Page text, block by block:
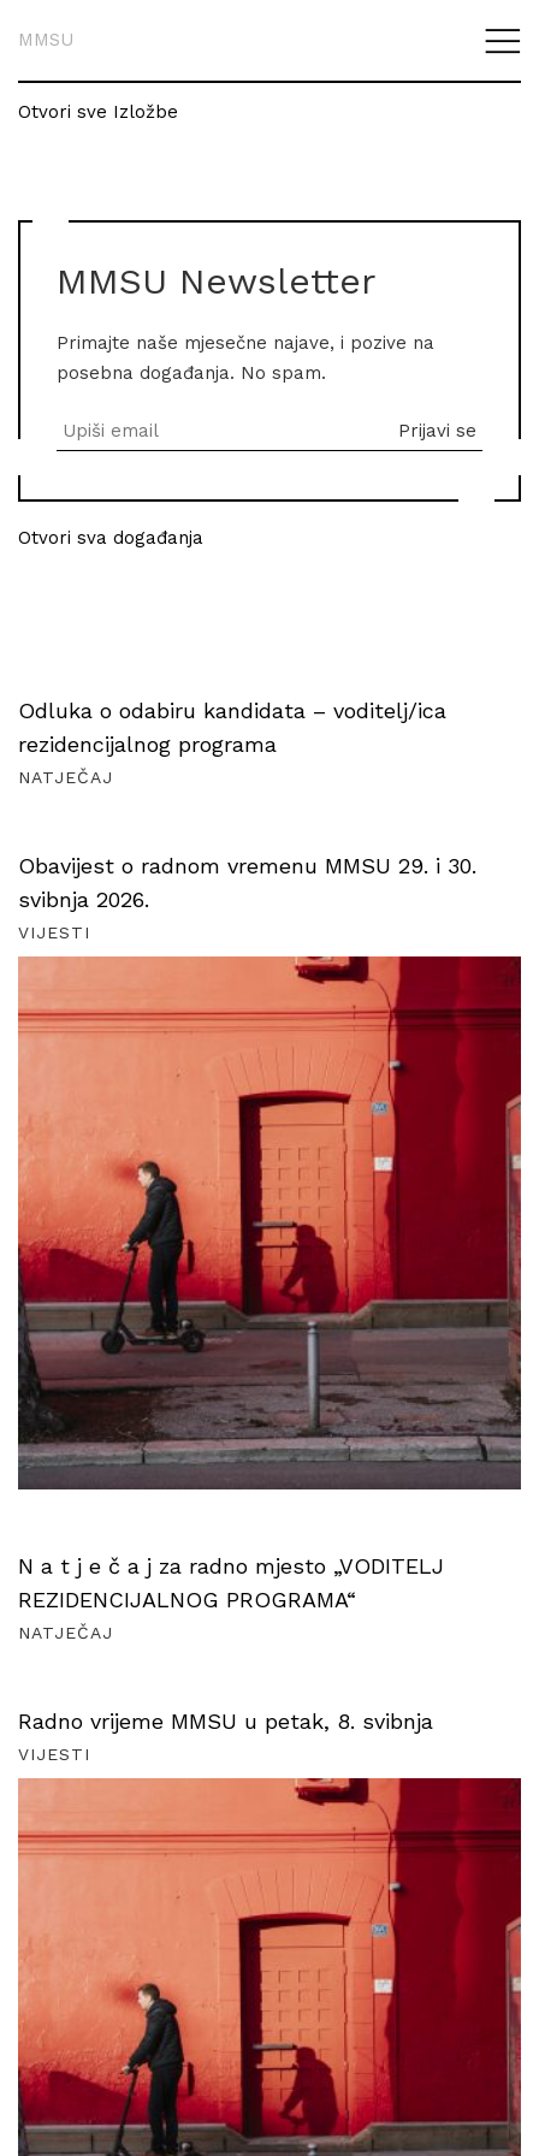
MMSU
Otvori sve Izložbe
MMSU Newsletter
Primajte naše mjesečne najave, i pozive na
posebna događanja. No spam.
Otvori sva događanja
Odluka o odabiru kandidata – voditelj/ica
rezidencijalnog programa
NATJEČAJ
Obavijest o radnom vremenu MMSU 29. i 30.
svibnja 2026.
VIJESTI
N a t j e č a j za radno mjesto „VODITELJ
REZIDENCIJALNOG PROGRAMA“
NATJEČAJ
Radno vrijeme MMSU u petak, 8. svibnja
VIJESTI